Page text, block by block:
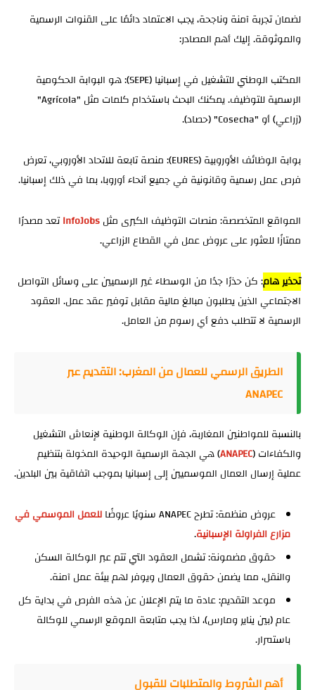
لضمان تجربة آمنة وناجحة، يجب الاعتماد دائمًا على القنوات الرسمية
والموثوقة. إليك أهم المصادر:
المكتب الوطني للتشغيل في إسبانيا (SEPE): هو البوابة الحكومية
الرسمية للتوظيف. يمكنك البحث باستخدام كلمات مثل "Agrícola"
(زراعي) أو "Cosecha" (حصاد).
بوابة الوظائف الأوروبية (EURES): منصة تابعة للاتحاد الأوروبي، تعرض
فرص عمل رسمية وقانونية في جميع أنحاء أوروبا، بما في ذلك إسبانيا.
المواقع المتخصصة: منصات التوظيف الكبرى مثلInfoJobsتعد مصدرًا
ممتازًا للعثور على عروض عمل في القطاع الزراعي.
تحذير هام: كن حذرًا جدًا من الوسطاء غير الرسميين على وسائل التواصل
الاجتماعي الذين يطلبون مبالغ مالية مقابل توفير عقد عمل. العقود
الرسمية لا تتطلب دفع أي رسوم من العامل.
الطريق الرسمي للعمال من المغرب: التقديم عبر
ANAPEC
بالنسبة للمواطنين المغاربة، فإن الوكالة الوطنية لإنعاش التشغيل
والكفاءات (ANAPEC) هي الجهة الرسمية الوحيدة المخولة بتنظيم
عملية إرسال العمال الموسميين إلى إسبانيا بموجب اتفاقية بين البلدين.
عروض منظمة: تطرح ANAPEC سنويًا عروضًا
للعمل الموسمي في
مزارع الفراولة الإسبانية.
حقوق مضمونة: تشمل العقود التي تتم عبر الوكالة السكن
والنقل، مما يضمن حقوق العمال ويوفر لهم بيئة عمل آمنة.
موعد التقديم: عادة ما يتم الإعلان عن هذه الفرص في بداية كل
عام (بين يناير ومارس)، لذا يجب متابعة الموقع الرسمي للوكالة
باستمرار.
أهم الشروط والمتطلبات للقبول